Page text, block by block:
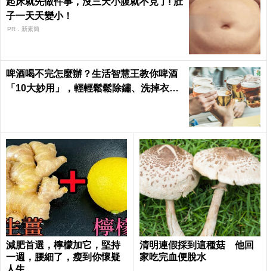
子一天天變小！
PR．新素簡
啤酒喝不完怎麼辦？生活智慧王教你啤酒
「10大妙用」，輕輕鬆鬆除鏽、洗掉衣服
減肥首選，檸檬加它，堅持
一週，腰細了，瘦到你懷疑
人生
清明連假採到這種菇 他回
家吃完血便脫水